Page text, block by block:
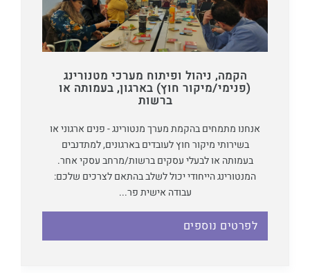
הקמה, ניהול ופיתוח מערכי מטנורינג
(פנימי/מיקור חוץ) בארגון, בעמותה או
ברשות
אנחנו מתמחים בהקמת מערך מנטורינג - פנים ארגוני או
בשירותי מיקור חוץ לעובדים בארגונים, למתדנבים
בעמותה או לבעלי עסקים ברשות/מרחב עסקי אחר.
המנטורינג הייחודי יכול לשלב בהתאם לצרכים שלכם:
עבודה אישית פר...
לפרטים נוספים